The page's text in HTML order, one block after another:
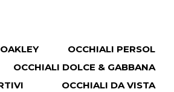
OCCHIALI PERSOL
OCCHIALI DOLCE & GABBANA
OCCHIALI DA VISTA